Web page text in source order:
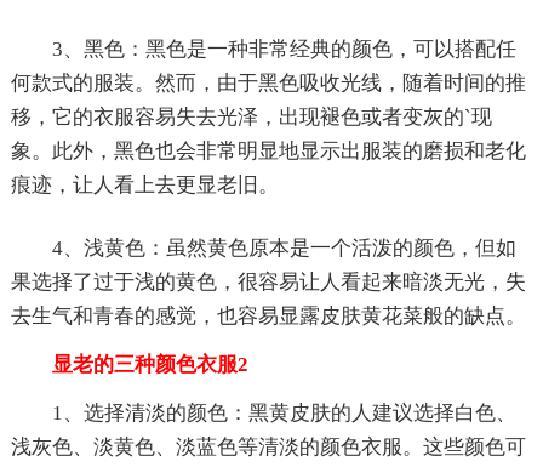
3、黑色：黑色是一种非常经典的颜色，可以搭配任
何款式的服装。然而，由于黑色吸收光线，随着时间的推
移，它的衣服容易失去光泽，出现褪色或者变灰的`现
象。此外，黑色也会非常明显地显示出服装的磨损和老化
痕迹，让人看上去更显老旧。
4、浅黄色：虽然黄色原本是一个活泼的颜色，但如
果选择了过于浅的黄色，很容易让人看起来暗淡无光，失
去生气和青春的感觉，也容易显露皮肤黄花菜般的缺点。
显老的三种颜色衣服2
1、选择清淡的颜色：黑黄皮肤的人建议选择白色、
浅灰色、淡黄色、淡蓝色等清淡的颜色衣服。这些颜色可